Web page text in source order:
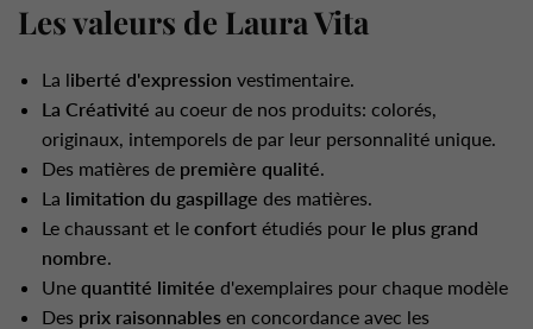
Les valeurs de Laura Vita
La liberté d'expression vestimentaire.
La Créativité au coeur de nos produits: colorés,
originaux, intemporels de par leur personnalité unique.
Des matières de première qualité.
La limitation du gaspillage des matières.
Le chaussant et le confort étudiés pour le plus grand
nombre.
Une quantité limitée d'exemplaires pour chaque modèle
Des prix raisonnables en concordance avec les